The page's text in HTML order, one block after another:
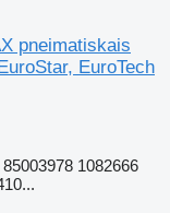
pneimatiskais
EuroTech
1082666